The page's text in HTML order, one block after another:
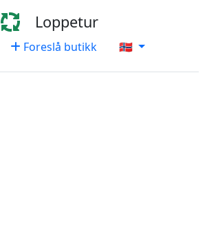
Loppetur
Foreslå butikk 🇳🇴